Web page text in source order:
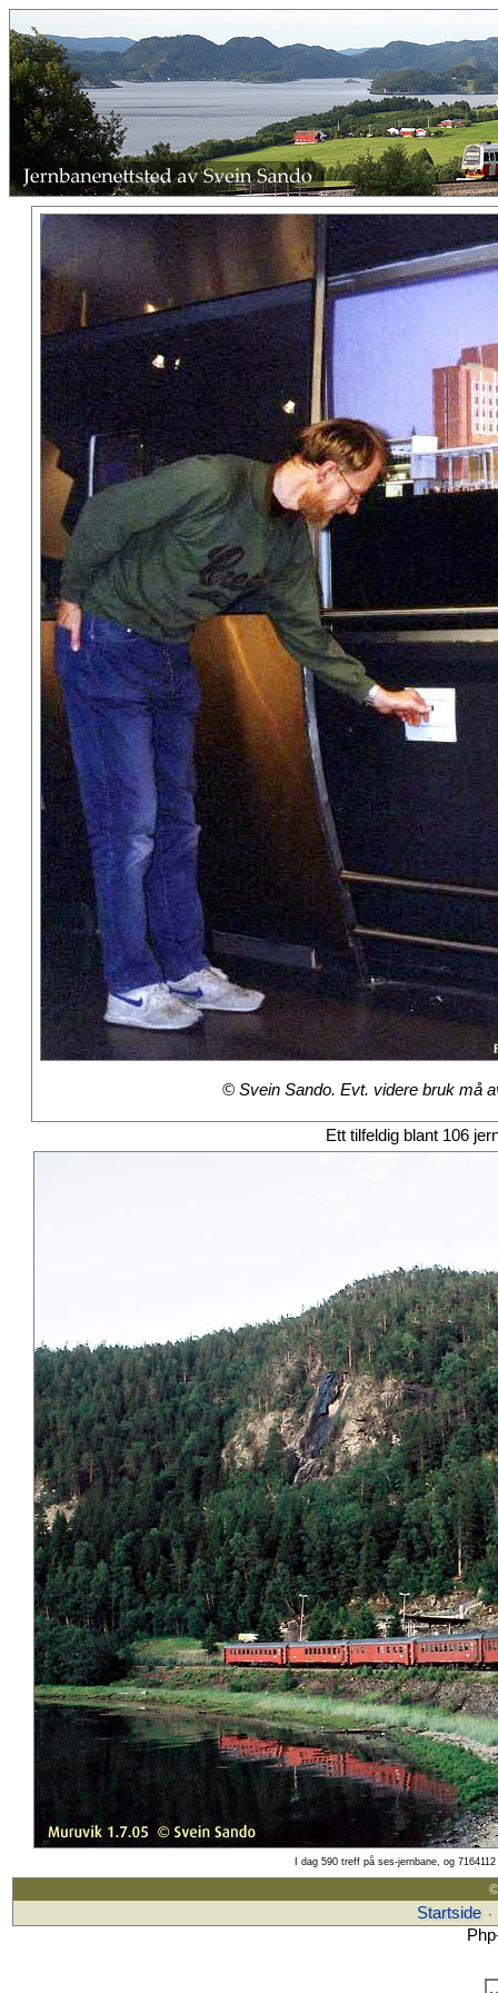
© Svein Sando. Evt. videre bruk må
Ett tilfeldig blant 106
I dag 590 treff på ses-jernbane, og
Startside ·